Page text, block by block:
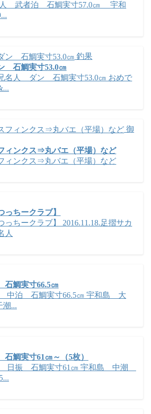
人 武者泊 石鯛実寸57.0㎝ 宇和
釣果
石鯛実寸53.0㎝
名人 ダン 石鯛実寸53.0㎝ おめで
御
ィンクス⇒丸バエ（平場）など
ィンクス⇒丸バエ（平場）など
っちークラブ】
っちークラブ】 2016.11.18.足摺サカ
人
鯛実寸66.5㎝
中泊 石鯛実寸66.5㎝ 宇和島 大
...
鯛実寸61㎝～（5枚）
日振 石鯛実寸61㎝ 宇和島 中潮